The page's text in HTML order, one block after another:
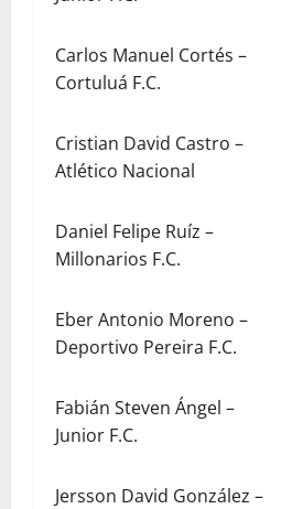
Carlos Manuel Cortés –
Cortuluá F.C.
Cristian David Castro –
Atlético Nacional
Daniel Felipe Ruíz –
Millonarios F.C.
Eber Antonio Moreno –
Deportivo Pereira F.C.
Fabián Steven Ángel –
Junior F.C.
Jersson David González –